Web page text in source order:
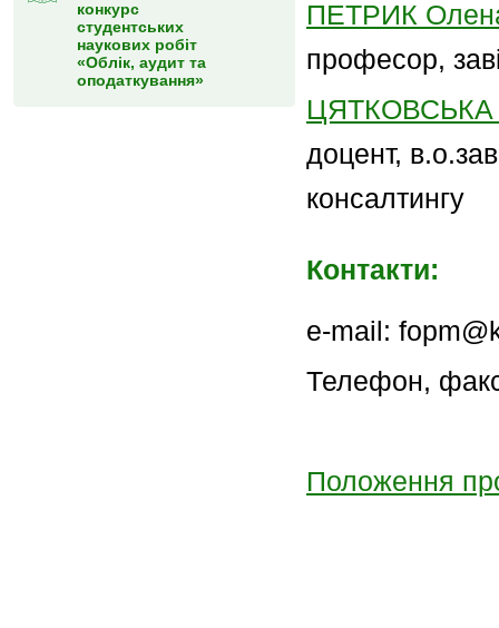
конкурс
студентських
наукових робіт
«Облік, аудит та
оподаткування»
ПЕТРИК
професор,
ЦЯТКОВСЬКА
доцент,
консалтингу
Контакти:
e-mail:
Телефон,
Положення